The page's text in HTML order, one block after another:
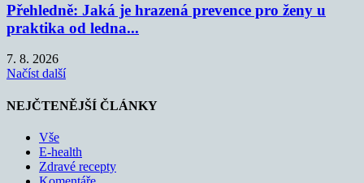
Přehledně: Jaká je hrazená prevence pro ženy u
praktika od ledna...
7. 8. 2026
Načíst další
NEJČTENĚJŠÍ ČLÁNKY
Vše
E-health
Zdravé recepty